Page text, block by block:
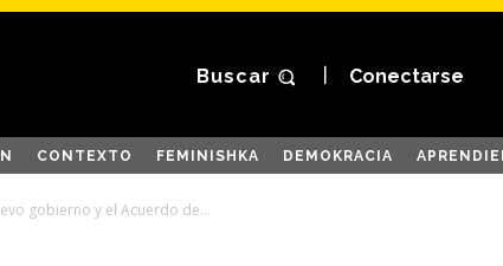
Buscar Conectarse
CONTEXTO FEMINISHKA DEMOKRACIA
gobierno y el Acuerdo de...